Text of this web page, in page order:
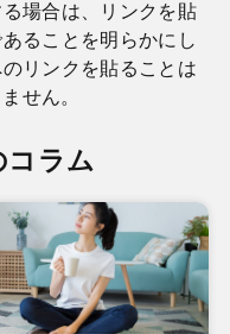
場合は、リンクを貼
ることを明らかにし
リンクを貼ることは
せん。
コラム